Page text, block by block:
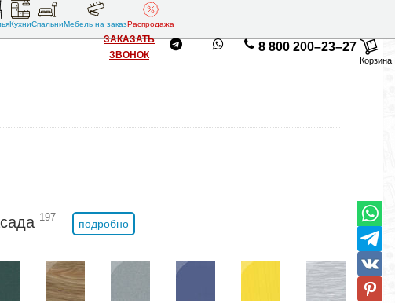
КухниСпальниМебель на заказРаспродажа
ЗАКАЗАТЬ
ЗВОНОК
8 800 200–23–27
Корзина
197
подробно